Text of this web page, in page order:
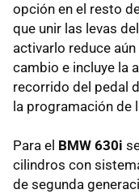
opción en el resto
que unir las levas
activarlo reduce
cambio e incluye la
recorrido del pedal
la programación de
Para el BMW 630i
cilindros con
de segunda